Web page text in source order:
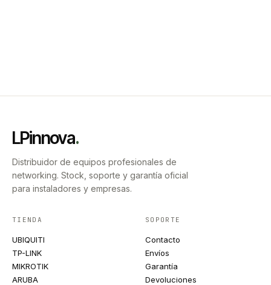
LPinnova.
Distribuidor de equipos profesionales de
networking. Stock, soporte y garantía oficial
para instaladores y empresas.
TIENDA
UBIQUITI
TP-LINK
MIKROTIK
ARUBA
SOPORTE
Contacto
Envíos
Garantía
Devoluciones